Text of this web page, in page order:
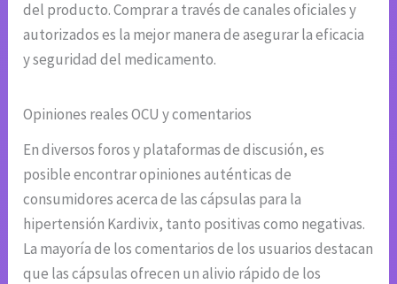
del producto. Comprar a través de canales oficiales y
autorizados es la mejor manera de asegurar la eficacia
y seguridad del medicamento.
Opiniones reales OCU y comentarios
En diversos foros y plataformas de discusión, es
posible encontrar opiniones auténticas de
consumidores acerca de las cápsulas para la
hipertensión Kardivix, tanto positivas como negativas.
La mayoría de los comentarios de los usuarios destacan
que las cápsulas ofrecen un alivio rápido de los